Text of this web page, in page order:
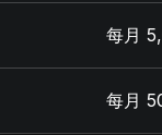
每月
每月